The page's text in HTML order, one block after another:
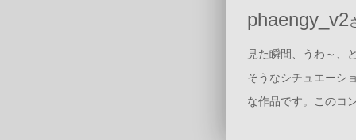
phaengy_v2
見た瞬間、うわ～、
そうなシチュエーシ
な作品です。このコ